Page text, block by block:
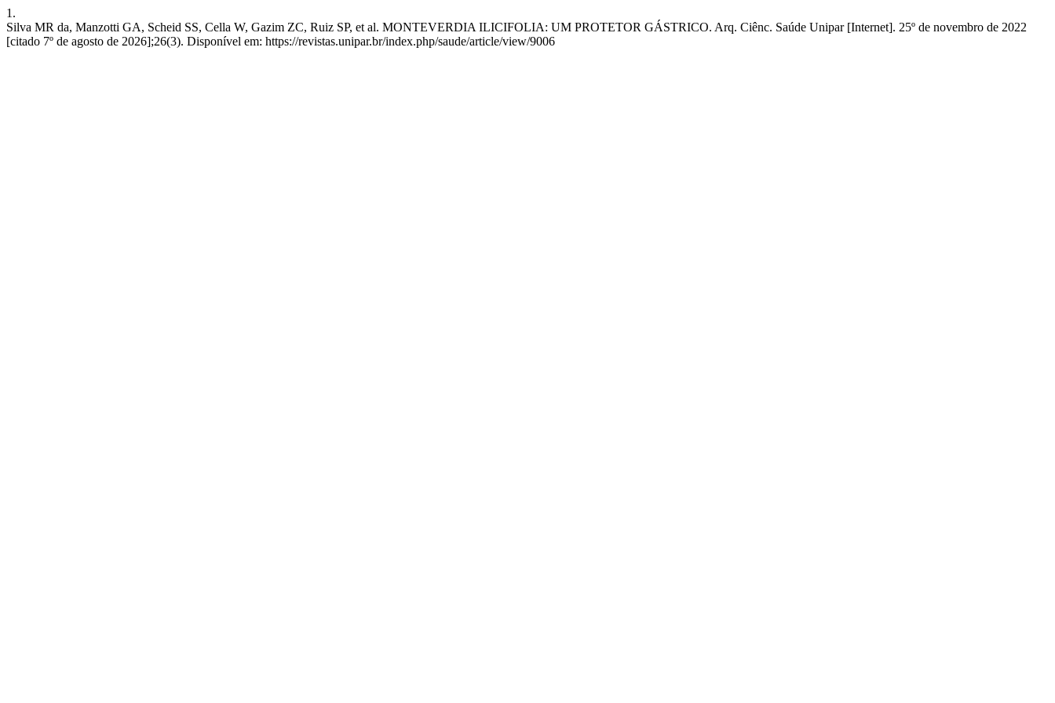
1.
Silva MR da, Manzotti GA, Scheid SS, Cella W, Gazim ZC, Ruiz SP, et al. MONTEVERDIA ILICIFOLIA: UM PROTETOR GÁSTRICO. Arq. Ciênc. Saúde Unipar [Internet]. 25º de novembro de 2022
[citado 7º de agosto de 2026];26(3). Disponível em: https://revistas.unipar.br/index.php/saude/article/view/9006